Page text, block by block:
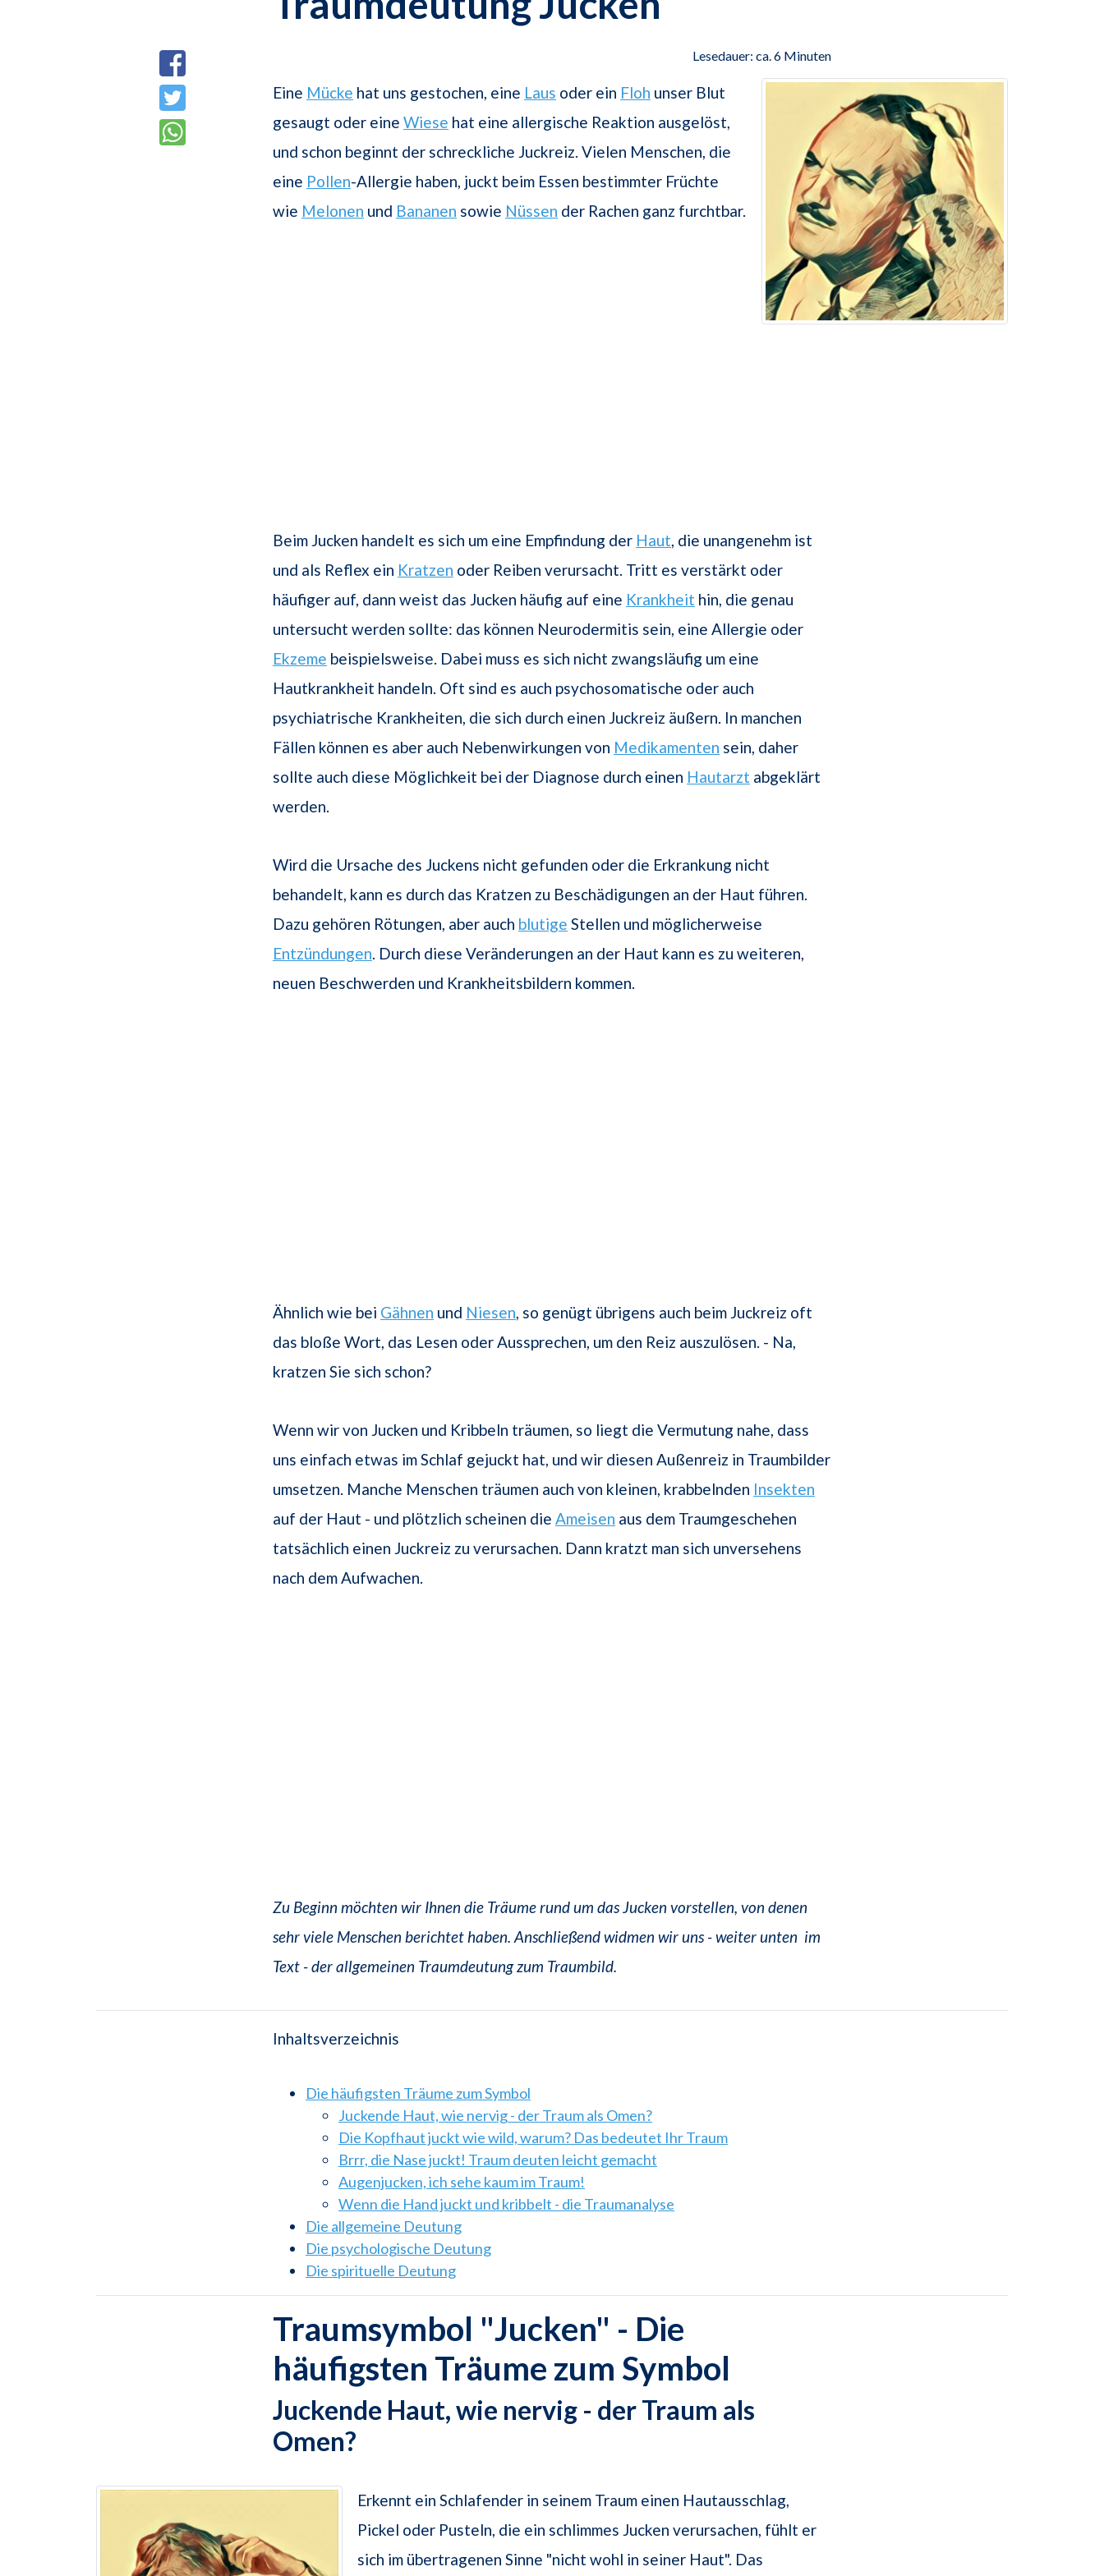
Lesedauer: ca. 6 Minuten
Eine Mücke hat uns gestochen, eine Laus oder ein Floh unser Blut
gesaugt oder eine Wiese hat eine allergische Reaktion ausgelöst,
und schon beginnt der schreckliche Juckreiz. Vielen Menschen, die
eine Pollen-Allergie haben, juckt beim Essen bestimmter Früchte
wie Melonen und Bananen sowie Nüssen der Rachen ganz furchtbar.
Beim Jucken handelt es sich um eine Empfindung der Haut, die unangenehm ist
und als Reflex ein Kratzen oder Reiben verursacht. Tritt es verstärkt oder
häufiger auf, dann weist das Jucken häufig auf eine Krankheit hin, die genau
untersucht werden sollte: das können Neurodermitis sein, eine Allergie oder
Ekzeme beispielsweise. Dabei muss es sich nicht zwangsläufig um eine
Hautkrankheit handeln. Oft sind es auch psychosomatische oder auch
psychiatrische Krankheiten, die sich durch einen Juckreiz äußern. In manchen
Fällen können es aber auch Nebenwirkungen von Medikamenten sein, daher
sollte auch diese Möglichkeit bei der Diagnose durch einen Hautarzt abgeklärt
werden.
Wird die Ursache des Juckens nicht gefunden oder die Erkrankung nicht
behandelt, kann es durch das Kratzen zu Beschädigungen an der Haut führen.
Dazu gehören Rötungen, aber auch blutige Stellen und möglicherweise
Entzündungen. Durch diese Veränderungen an der Haut kann es zu weiteren,
neuen Beschwerden und Krankheitsbildern kommen.
Ähnlich wie bei Gähnen und Niesen, so genügt übrigens auch beim Juckreiz oft
das bloße Wort, das Lesen oder Aussprechen, um den Reiz auszulösen. - Na,
kratzen Sie sich schon?
Wenn wir von Jucken und Kribbeln träumen, so liegt die Vermutung nahe, dass
uns einfach etwas im Schlaf gejuckt hat, und wir diesen Außenreiz in Traumbilder
umsetzen. Manche Menschen träumen auch von kleinen, krabbelnden Insekten
auf der Haut - und plötzlich scheinen die Ameisen aus dem Traumgeschehen
tatsächlich einen Juckreiz zu verursachen. Dann kratzt man sich unversehens
nach dem Aufwachen.
Zu Beginn möchten wir Ihnen die Träume rund um das Jucken vorstellen, von denen
sehr viele Menschen berichtet haben. Anschließend widmen wir uns - weiter unten im
Text - der allgemeinen Traumdeutung zum Traumbild.
Inhaltsverzeichnis
Die häufigsten Träume zum Symbol
Juckende Haut, wie nervig - der Traum als Omen?
Die Kopfhaut juckt wie wild, warum? Das bedeutet Ihr Traum
Brrr, die Nase juckt! Traum deuten leicht gemacht
Augenjucken, ich sehe kaum im Traum!
Wenn die Hand juckt und kribbelt - die Traumanalyse
Die allgemeine Deutung
Die psychologische Deutung
Die spirituelle Deutung
Traumsymbol "Jucken" - Die
häufigsten Träume zum Symbol
Juckende Haut, wie nervig - der Traum als
Omen?
Erkennt ein Schlafender in seinem Traum einen Hautausschlag,
Pickel oder Pusteln, die ein schlimmes Jucken verursachen, fühlt er
sich im übertragenen Sinne "nicht wohl in seiner Haut". Das